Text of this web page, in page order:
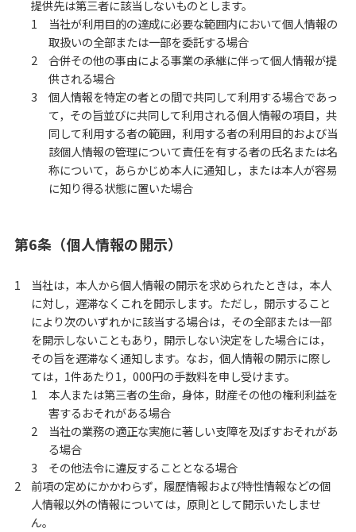
提供先は第三者に該当しないものとします。
当社が利用目的の達成に必要な範囲内において個人情報の
取扱いの全部または一部を委託する場合
合併その他の事由による事業の承継に伴って個人情報が提
供される場合
個人情報を特定の者との間で共同して利用する場合であっ
て，その旨並びに共同して利用される個人情報の項目，共
同して利用する者の範囲，利用する者の利用目的および当
該個人情報の管理について責任を有する者の氏名または名
称について，あらかじめ本人に通知し，または本人が容易
に知り得る状態に置いた場合
第6条（個人情報の開示）
当社は，本人から個人情報の開示を求められたときは，本人
に対し，遅滞なくこれを開示します。ただし，開示すること
により次のいずれかに該当する場合は，その全部または一部
を開示しないこともあり，開示しない決定をした場合には，
その旨を遅滞なく通知します。なお，個人情報の開示に際し
ては，1件あたり1，000円の手数料を申し受けます。
本人または第三者の生命，身体，財産その他の権利利益を
害するおそれがある場合
当社の業務の適正な実施に著しい支障を及ぼすおそれがあ
る場合
その他法令に違反することとなる場合
前項の定めにかかわらず，履歴情報および特性情報などの個
人情報以外の情報については，原則として開示いたしませ
ん。